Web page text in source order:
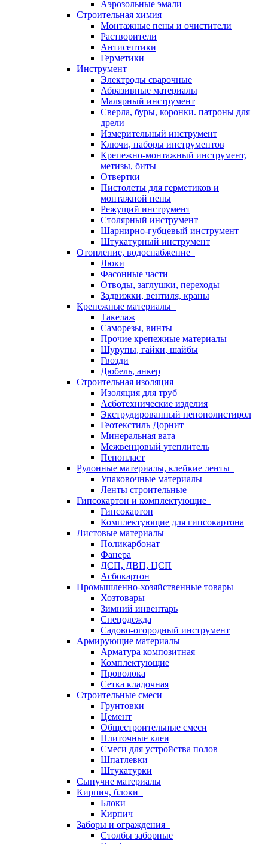
Аэрозольные эмали
Строительная химия
Монтажные пены и очистители
Растворители
Антисептики
Герметики
Инструмент
Электроды сварочные
Абразивные материалы
Малярный инструмент
Сверла, буры, коронки. патроны для
дрели
Измерительный инструмент
Ключи, наборы инструментов
Крепежно-монтажный инструмент,
метизы, биты
Отвертки
Пистолеты для герметиков и
монтажной пены
Режущий инструмент
Столярный инструмент
Шарнирно-губцевый инструмент
Штукатурный инструмент
Отопление, водоснабжение
Люки
Фасонные части
Отводы, заглушки, переходы
Задвижки, вентиля, краны
Крепежные материалы
Такелаж
Саморезы, винты
Прочие крепежные материалы
Шурупы, гайки, шайбы
Гвозди
Дюбель, анкер
Строительная изоляция
Изоляция для труб
Асботехнические изделия
Экструдированный пенополистирол
Геотекстиль Дорнит
Минеральная вата
Межвенцовый утеплитель
Пенопласт
Рулонные материалы, клейкие ленты
Упаковочные материалы
Ленты строительные
Гипсокартон и комплектующие
Гипсокартон
Комплектующие для гипсокартона
Листовые материалы
Поликарбонат
Фанера
ДСП, ДВП, ЦСП
Асбокартон
Промышленно-хозяйственные товары
Хозтовары
Зимний инвентарь
Спецодежда
Садово-огородный инструмент
Армирующие материалы
Арматура композитная
Комплектующие
Проволока
Сетка кладочная
Строительные смеси
Грунтовки
Цемент
Общестроительные смеси
Плиточные клеи
Смеси для устройства полов
Шпатлевки
Штукатурки
Сыпучие материалы
Кирпич, блоки
Блоки
Кирпич
Заборы и ограждения
Столбы заборные